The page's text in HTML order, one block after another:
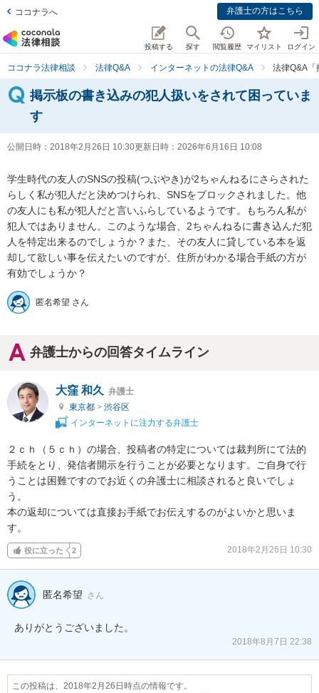
ココナラへ 弁護士の方はこちら
投稿する 探す 閲覧履歴 マイリスト ログイン
ココナラ法律相談 法律Q&A インターネットの法律Q&A 法律Q&A
掲示板の書き込みの犯人扱いをされて困っていま
す
公開日時： 2018年2月26日 10:30更新日時： 2026年6月16日 10:08
学生時代の友人のSNSの投稿(つぶやき)が2ちゃんねるにさらされた
らしく私が犯人だと決めつけられ、SNSをブロックされました。他
の友人にも私が犯人だと言いふらしているようです。もちろん私が
犯人ではありません。このような場合、2ちゃんねるに書き込んだ犯
人を特定出来るのでしょうか？また、その友人に貸している本を返
却して欲しい事を伝えたいのですが、住所がわかる場合手紙の方が
有効でしょうか？
匿名希望 さん
弁護士からの回答タイムライン
大窪 和久 弁護士
東京都 > 渋谷区
インターネットに注力する弁護士
２ｃｈ（５ｃｈ）の場合、投稿者の特定については裁判所にて法的
手続をとり、発信者開示を行うことが必要となります。ご自身で行
うことは困難ですのでお近くの弁護士に相談されると良いでしょ
う。
本の返却については直接お手紙でお伝えするのがよいかと思いま
す。
役に立った 2 2018年2月26日 10:30
匿名希望 さん
ありがとうございました。
2018年8月7日 22:38
この投稿は、2018年2月26日時点の情報です。